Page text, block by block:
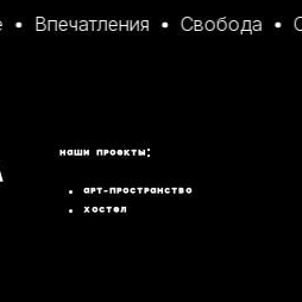
Свобода Со
НАШИ ПРОЕКТЫ:
АРТ-ПРОСТРАНСТВО
ХОСТЕЛ